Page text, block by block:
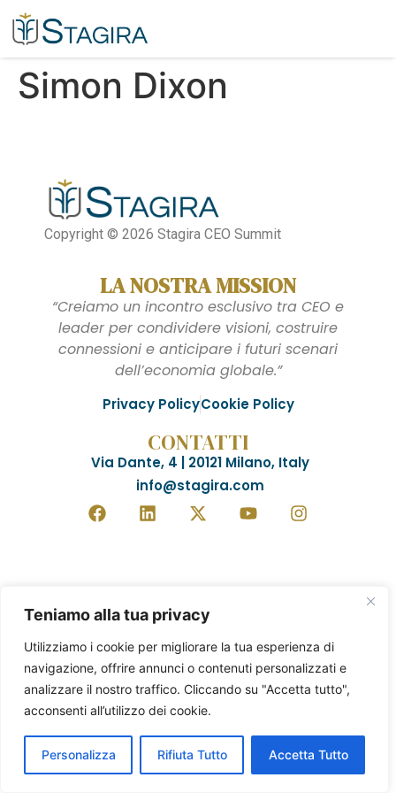
Teniamo alla tua privacy
Utilizziamo i cookie per migliorare la tua esperienza di
navigazione, offrire annunci o contenuti personalizzati e
analizzare il nostro traffico. Cliccando su "Accetta tutto",
acconsenti all’utilizzo dei cookie.
Personalizza Rifiuta Tutto Accetta Tutto
Simon Dixon​
Copyright © 2026 Stagira CEO Summit
LA NOSTRA MISSION
“Creiamo un incontro esclusivo tra CEO e
leader per condividere visioni, costruire
connessioni e anticipare i futuri scenari
dell’economia globale.”
Privacy PolicyCookie Policy
CONTATTI
Via Dante, 4 | 20121 Milano, Italy
info@stagira.com